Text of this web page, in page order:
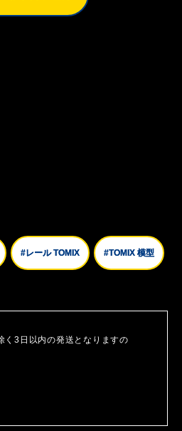
#レール TOMIX #TOMIX 模型
く3日以内の発送となりますの